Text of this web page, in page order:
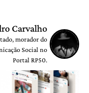
Carvalho
morador do
Social no
Portal RP50.